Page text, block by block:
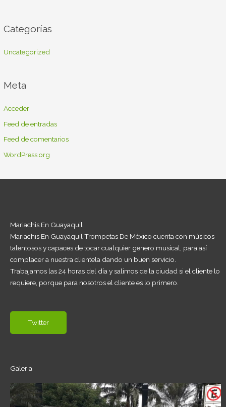
Categorías
Uncategorized
Meta
Acceder
Feed de entradas
Feed de comentarios
WordPress.org
Mariachis En Guayaquil
Mariachis En Guayaquil Trompetas De México cuenta con músicos
talentosos y capaces de tocar cualquier genero musical, para así
complacer a nuestra clientela dando un buen servicio.
Trabajamos las 24 horas del día y salimos de la ciudad si el cliente lo
requiere, porque para nosotros el cliente es lo primero.
Twitter
Galeria